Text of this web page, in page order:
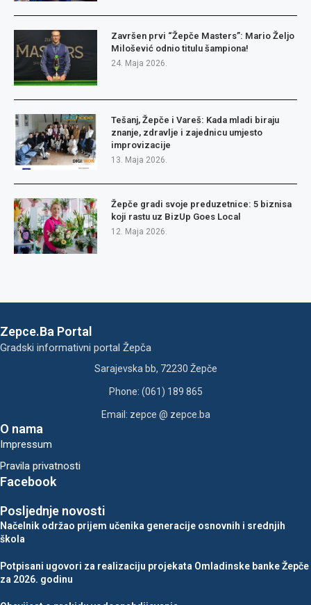
Završen prvi “Žepče Masters”: Mario Željo
Milošević odnio titulu šampiona!
24. Maja 2026.
Tešanj, Žepče i Vareš: Kada mladi biraju
znanje, zdravlje i zajednicu umjesto
improvizacije
13. Maja 2026.
Žepče gradi svoje preduzetnice: 5 biznisa
koji rastu uz BizUp Goes Local
12. Maja 2026.
Zepce.Ba Portal
Gradski informativni portal Žepča
Sarajevska bb, 72230 Žepče
Phone: (061) 189 865
Email: zepce @ zepce.ba
O nama
Impressum
Pravila privatnosti
Facebook
Posljednje novosti
Načelnik održao prijem učenika generacije osnovnih i srednjih
škola
Potpisani ugovori za realizaciju projekata Omladinske banke Žepče
za 2026. godinu